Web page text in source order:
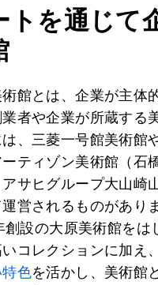
トを通じて
館とは、企業が主体
業者や企業が所蔵する
は、三菱一号館美術館
ーティゾン美術館（石
アサヒグループ大山崎
営されるものがあり
創設の大原美術館をは
コレクションに加え
色を活かし、美術館